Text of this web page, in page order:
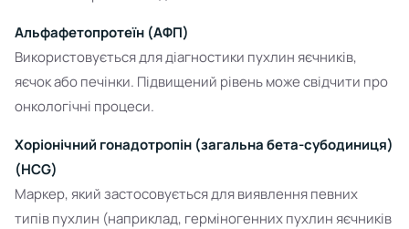
Альфафетопротеїн (АФП)
Використовується для діагностики пухлин яєчників,
яєчок або печінки. Підвищений рівень може свідчити про
онкологічні процеси.
Хоріонічний гонадотропін (загальна бета-субодиниця)
(HCG)
Маркер, який застосовується для виявлення певних
типів пухлин (наприклад, герміногенних пухлин яєчників